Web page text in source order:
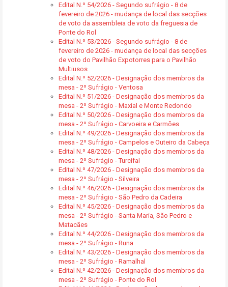
Edital N.º 54/2026 - Segundo sufrágio - 8 de
fevereiro de 2026 - mudança de local das secções
de voto da assembleia de voto da freguesia de
Ponte do Rol
Edital N.º 53/2026 - Segundo sufrágio - 8 de
fevereiro de 2026 - mudança de local das secções
de voto do Pavilhão Expotorres para o Pavilhão
Multiusos
Edital N.º 52/2026 - Designação dos membros da
mesa - 2º Sufrágio - Ventosa
Edital N.º 51/2026 - Designação dos membros da
mesa - 2º Sufrágio - Maxial e Monte Redondo
Edital N.º 50/2026 - Designação dos membros da
mesa - 2º Sufrágio - Carvoeira e Carmões
Edital N.º 49/2026 - Designação dos membros da
mesa - 2º Sufrágio - Campelos e Outeiro da Cabeça
Edital N.º 48/2026 - Designação dos membros da
mesa - 2º Sufrágio - Turcifal
Edital N.º 47/2026 - Designação dos membros da
mesa - 2º Sufrágio - Silveira
Edital N.º 46/2026 - Designação dos membros da
mesa - 2º Sufrágio - São Pedro da Cadeira
Edital N.º 45/2026 - Designação dos membros da
mesa - 2º Sufrágio - Santa Maria, São Pedro e
Matacães
Edital N.º 44/2026 - Designação dos membros da
mesa - 2º Sufrágio - Runa
Edital N.º 43/2026 - Designação dos membros da
mesa - 2º Sufrágio - Ramalhal
Edital N.º 42/2026 - Designação dos membros da
mesa - 2º Sufrágio - Ponte do Rol